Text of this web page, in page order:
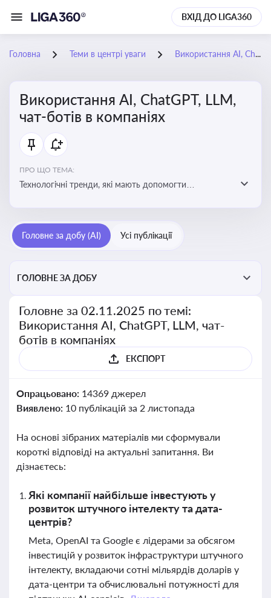
ВХІД ДО LIGA360
Головна Теми в центрі уваги Використання AI, ChatGPT, LLM, чат-ботів в компаніях
Використання AI, ChatGPT, LLM,
чат-ботів в компаніях
ПРО ЩО ТЕМА:
Технологічні тренди, які мають допомогти
ефективність і знизити витрати компаній
Головне за добу (AI) Усі публікації
ГОЛОВНЕ ЗА ДОБУ
Головне за 02.11.2025 по темі:
Використання AI, ChatGPT, LLM, чат-
ботів в компаніях
ЕКСПОРТ
Опрацьовано: 14369 джерел
Виявлено: 10 публікацій за 2 листопада
На основі зібраних матеріалів ми сформували
короткі відповіді на актуальні запитання. Ви
дізнаєтесь:
Які компанії найбільше інвестують у
розвиток штучного інтелекту та дата-
центрів?
Meta, OpenAI та Google є лідерами за обсягом
інвестицій у розвиток інфраструктури штучного
інтелекту, вкладаючи сотні мільярдів доларів у
дата-центри та обчислювальні потужності для